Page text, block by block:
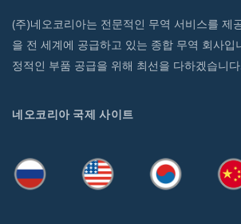
(주)네오코리아는 전문적인 무역 서비스를 제
을 전 세계에 공급하고 있는 종합 무역 회사입
정적인 부품 공급을 위해 최선을 다하겠습니다.
네오코리아 국제 사이트